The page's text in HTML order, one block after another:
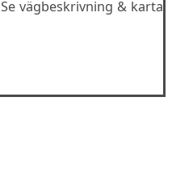
Se vägbeskrivning & karta